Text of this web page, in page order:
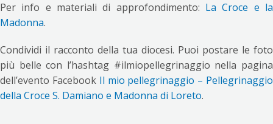
Per info e materiali di approfondimento: La Croce e la
Madonna.
Condividi il racconto della tua diocesi. Puoi postare le foto
più belle con l’hashtag #ilmiopellegrinaggio nella pagina
dell’evento Facebook Il mio pellegrinaggio – Pellegrinaggio
della Croce S. Damiano e Madonna di Loreto.